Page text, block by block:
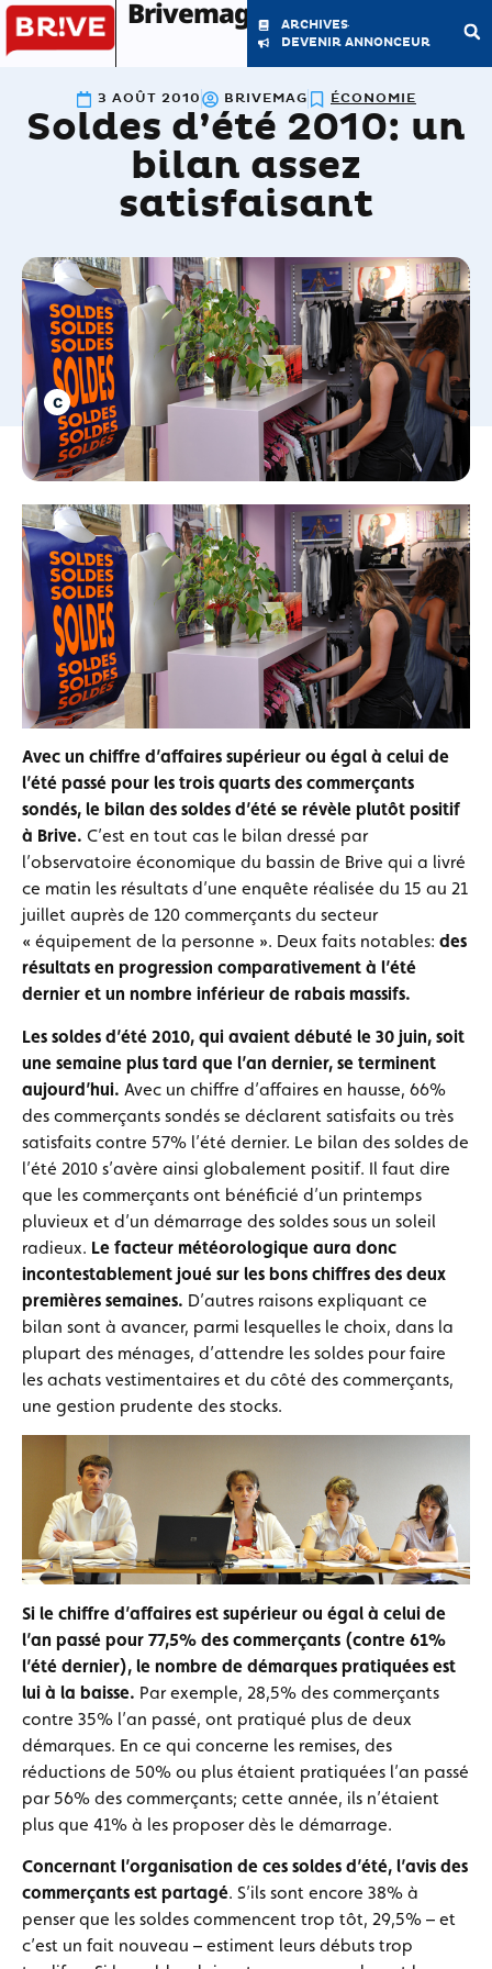
Brivemag'
ARCHIVES
DEVENIR ANNONCEUR
3 AOÛT 2010 BRIVEMAG ÉCONOMIE
Soldes d’été 2010: un
bilan assez
satisfaisant
Avec un chiffre d’affaires supérieur ou égal à celui de
l’été passé pour les trois quarts des commerçants
sondés, le bilan des soldes d’été se révèle plutôt positif
à Brive. C’est en tout cas le bilan dressé par
l’observatoire économique du bassin de Brive qui a livré
ce matin les résultats d’une enquête réalisée du 15 au 21
juillet auprès de 120 commerçants du secteur
« équipement de la personne ». Deux faits notables: des
résultats en progression comparativement à l’été
dernier et un nombre inférieur de rabais massifs.
Les soldes d’été 2010, qui avaient débuté le 30 juin, soit
une semaine plus tard que l’an dernier, se terminent
aujourd’hui. Avec un chiffre d’affaires en hausse, 66%
des commerçants sondés se déclarent satisfaits ou très
satisfaits contre 57% l’été dernier. Le bilan des soldes de
l’été 2010 s’avère ainsi globalement positif. Il faut dire
que les commerçants ont bénéficié d’un printemps
pluvieux et d’un démarrage des soldes sous un soleil
radieux. Le facteur météorologique aura donc
incontestablement joué sur les bons chiffres des deux
premières semaines. D’autres raisons expliquant ce
bilan sont à avancer, parmi lesquelles le choix, dans la
plupart des ménages, d’attendre les soldes pour faire
les achats vestimentaires et du côté des commerçants,
une gestion prudente des stocks.
Si le chiffre d’affaires est supérieur ou égal à celui de
l’an passé pour 77,5% des commerçants (contre 61%
l’été dernier), le nombre de démarques pratiquées est
lui à la baisse. Par exemple, 28,5% des commerçants
contre 35% l’an passé, ont pratiqué plus de deux
démarques. En ce qui concerne les remises, des
réductions de 50% ou plus étaient pratiquées l’an passé
par 56% des commerçants; cette année, ils n’étaient
plus que 41% à les proposer dès le démarrage.
Concernant l’organisation de ces soldes d’été, l’avis des
commerçants est partagé. S’ils sont encore 38% à
penser que les soldes commencent trop tôt, 29,5% – et
c’est un fait nouveau – estiment leurs débuts trop